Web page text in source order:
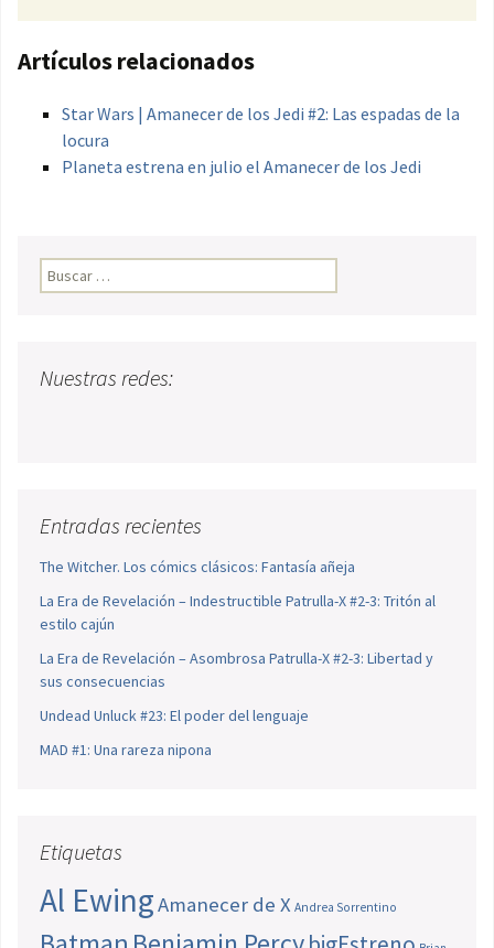
Artículos relacionados
Star Wars | Amanecer de los Jedi #2: Las espadas de la
locura
Planeta estrena en julio el Amanecer de los Jedi
Buscar:
Nuestras redes:
Entradas recientes
The Witcher. Los cómics clásicos: Fantasía añeja
La Era de Revelación – Indestructible Patrulla-X #2-3: Tritón al
estilo cajún
La Era de Revelación – Asombrosa Patrulla-X #2-3: Libertad y
sus consecuencias
Undead Unluck #23: El poder del lenguaje
MAD #1: Una rareza nipona
Etiquetas
Al EwingAmanecer de X Andrea Sorrentino